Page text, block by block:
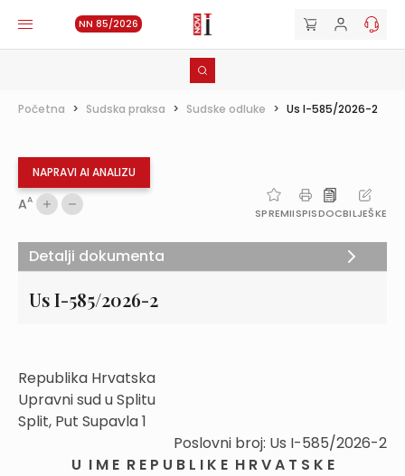
NN 85/2026
Početna > Sudska praksa > Sudske odluke > Us I-585/2026-2
NAPRAVI AI ANALIZU
AA
SPREMIISPISDOCBILJEŠKE
Us I-585/2026-2
Republika Hrvatska
Upravni sud u Splitu
Split, Put Supavla 1
Poslovni broj: Us I-585/2026-2
U I M E R E P U B L I K E H R V A T S K E
Detalji dokumenta